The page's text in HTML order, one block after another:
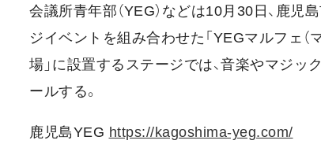
会議所青年部（YEG）などは10月30日、鹿
ジイベントを組み合わせた「YEGマルフェ（
場」に設置するステージでは、音楽やマジ
ールする。
鹿児島YEG https://kagoshima-yeg.com/